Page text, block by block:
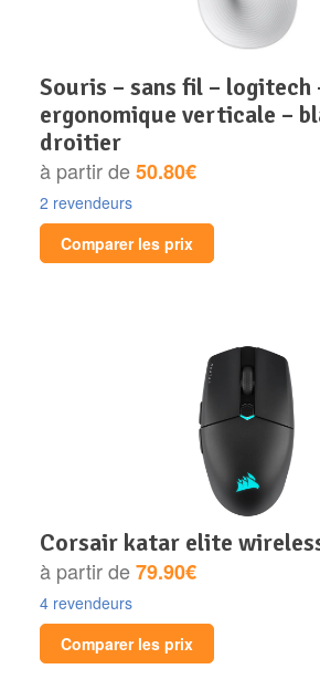
souris – sans fil – logitech – lift
ergonomique verticale –
droitier
à partir de50.80€
2 revendeurs
Comparer les prix
corsair katar elite
à partir de79.90€
4 revendeurs
Comparer les prix